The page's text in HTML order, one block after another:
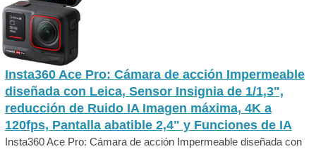
Insta360 Ace Pro: Cámara de acción Impermeable
diseñada con Leica, Sensor Insignia de 1/1,3",
reducción de Ruido IA Imagen máxima, 4K a
120fps, Pantalla abatible 2,4" y Funciones de IA
Insta360 Ace Pro: Cámara de acción Impermeable diseñada con